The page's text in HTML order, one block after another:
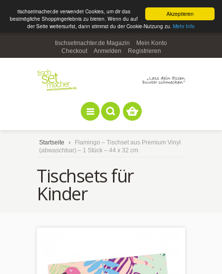
Akzeptieren
tischsetmacher.de verwendet Cookies, um dir das
bestmögliche Shoppingerlebnis zu bieten. Wenn du auf
der Seite weitersurfst, dann stimmst du der Cookie-Nutzung zu. Mehr Info
tischsetmachter.de Magazin
Mein Konto
Checkout
Anmelden Registrieren
Startseite
Flamingo – Tischset aus Premium Vinyl
(abwaschbar) – 1 Stück – 44 x 32 cm
Tischsets für
Kinder